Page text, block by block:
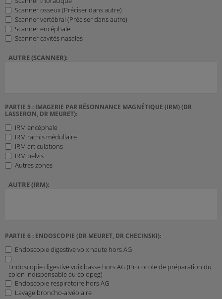
Scanner osseux (Préciser dans autre)
Scanner vertébral (Préciser dans autre)
Scanner encéphale
Scanner cavités nasales
AUTRE (SCANNER):
PARTIE 5 : IMAGERIE PAR RÉSONNANCE MAGNÉTIQUE (IRM) (DR
LASSERON, DR MEURET):
IRM encéphale
IRM rachis médullaire
IRM articulations
IRM pelvis
Autres zones
AUTRE (IRM):
PARTIE 6 : ENDOSCOPIE (DR MEURET, DR CHECINSKI):
Endoscopie digestive voix haute hors AG
Endoscopie digestive voix basse hors AG (Protocole de préparation du
colon indispensable au colopeg)
Endoscopie respiratoire hors AG
Lavage broncho-alvéolaire